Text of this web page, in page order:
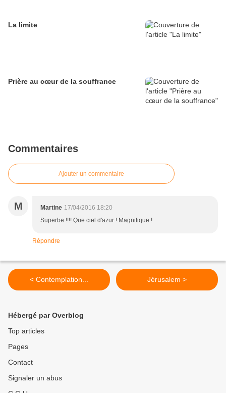
La limite
Prière au cœur de la souffrance
Commentaires
Ajouter un commentaire
M Martine 17/04/2016 18:20
Superbe !!!! Que ciel d'azur ! Magnifique !
Répondre
< Contemplation... Jérusalem >
Hébergé par Overblog
Top articles
Pages
Contact
Signaler un abus